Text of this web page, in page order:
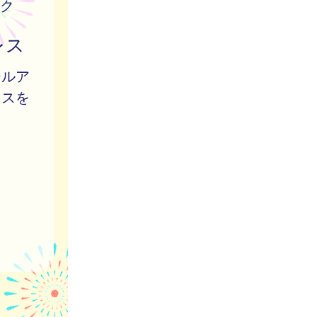
ア
を